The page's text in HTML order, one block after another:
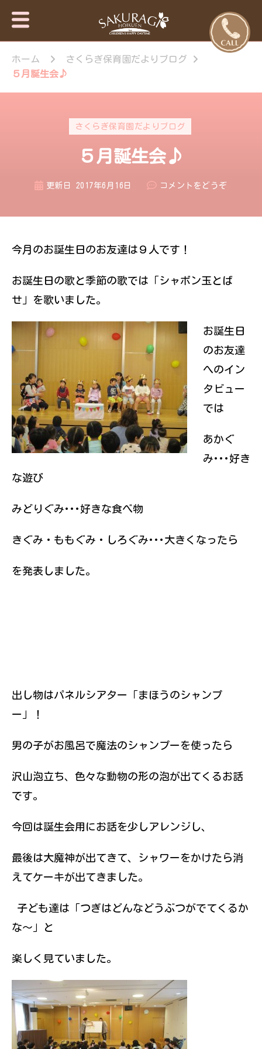
保育園・東
京日の出
野市【さく
園】
について · 園施
教室 · 園のいち
日 · 年間行事 ·
さくらぎ保育園
だより · さくら
ども達はもちろ
う喜びを感じな
が繋がって生き
ていく大切さを
と思っていま
ホーム
さくらぎ保育園だよりブログ
５月誕生会♪
さくらぎ保育園だよりブログ
５月誕生会♪
更新日 2017年6月16日 コメントをどうぞ
誕
今月のお誕生日のお友達は９人です！
お誕生日の歌と季節の歌では「シャボン玉とば
せ」を歌いました。
お誕生日
のお友達
へのイン
タビュー
では
あかぐ
み･･･好き
な遊び
みどりぐみ･･･好きな食べ物
きぐみ・ももぐみ・しろぐみ･･･大きくなったら
を発表しました。
出し物はパネルシアター「まほうのシャンプ
ー」！
男の子がお風呂で魔法のシャンプーを使ったら
沢山泡立ち、色々な動物の形の泡が出てくるお話
です。
今回は誕生会用にお話を少しアレンジし、
最後は大魔神が出てきて、シャワーをかけたら消
えてケーキが出てきました。
子ども達は「つぎはどんなどうぶつがでてくるか
な～」と
楽しく見ていました。